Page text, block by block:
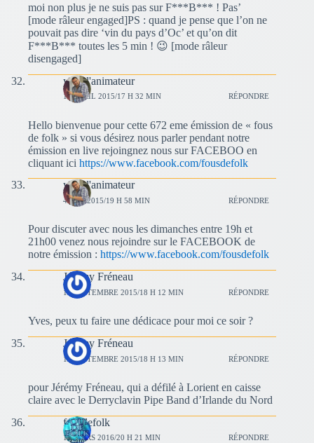
moi non plus je ne suis pas sur F***B*** ! Pas’
[mode râleur engaged]PS : quand je pense que l’on ne
pouvait pas dire ‘vin du pays d’Oc’ et qu’on dit
F***B*** toutes les 5 min ! 😉 [mode râleur
disengaged]
yves l'animateur
19 AVRIL 2015/17 H 32 MIN RÉPONDRE
Hello bienvenue pour cette 672 eme émission de « fous
de folk » si vous désirez nous parler pendant notre
émission en live rejoingnez nous sur FACEBOO en
cliquant ici https://www.facebook.com/fousdefolk
yves l'animateur
4 MAI 2015/19 H 58 MIN RÉPONDRE
Pour discuter avec nous les dimanches entre 19h et
21h00 venez nous rejoindre sur le FACEBOOK de
notre émission : https://www.facebook.com/fousdefolk
Jérémy Fréneau
13 SEPTEMBRE 2015/18 H 12 MIN RÉPONDRE
Yves, peux tu faire une dédicace pour moi ce soir ?
Jérémy Fréneau
13 SEPTEMBRE 2015/18 H 13 MIN RÉPONDRE
pour Jérémy Fréneau, qui a défilé à Lorient en caisse
claire avec le Derryclavin Pipe Band d’Irlande du Nord
fousdefolk
13 MARS 2016/20 H 21 MIN RÉPONDRE